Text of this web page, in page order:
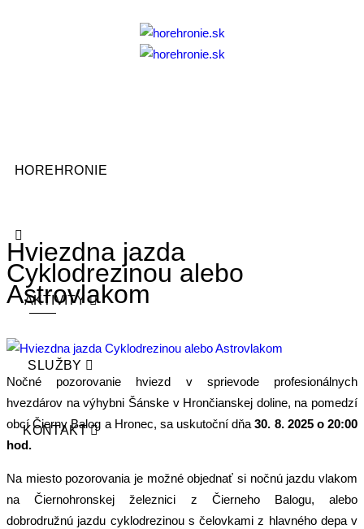
HOREHRONIE
AKTIVITY
SLUŽBY
KONTAKT
Hviezdna jazda
Cyklodrezinou alebo
Astrovlakom
Nočné pozorovanie hviezd v sprievode profesionálnych
hvezdárov na výhybni Šánske v Hrončianskej doline, na pomedzí
obcí Čierny Balog a Hronec, sa uskutoční dňa30. 8. 2025 o 20:00
hod.
Na miesto pozorovania je možné objednať si nočnú jazdu vlakom
na Čiernohronskej železnici z Čierneho Balogu, alebo
dobrodružnú jazdu cyklodrezinou s čelovkami z hlavného depa v